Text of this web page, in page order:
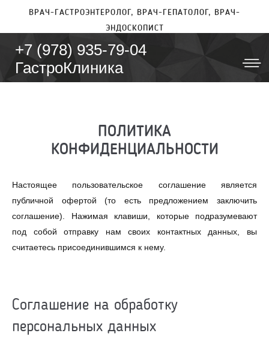
ВРАЧ-ГАСТРОЭНТЕРОЛОГ, ВРАЧ-ГЕПАТОЛОГ, ВРАЧ-
ЭНДОСКОПИСТ
+7 (978) 935-79-04
ГастроКлиника
ПОЛИТИКА
КОНФИДЕНЦИАЛЬНОСТИ
Настоящее пользовательское соглашение является
публичной офертой (то есть предложением заключить
соглашение). Нажимая клавиши, которые подразумевают
под собой отправку нам своих контактных данных, вы
считаетесь присоединившимся к нему.
Соглашение на обработку
персональных данных